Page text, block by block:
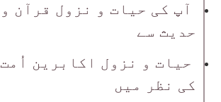
آپ کی حیات و نزول قرآن و
حدیث سے
حیات و نزول اکابرین اُمت
کی نظر میں